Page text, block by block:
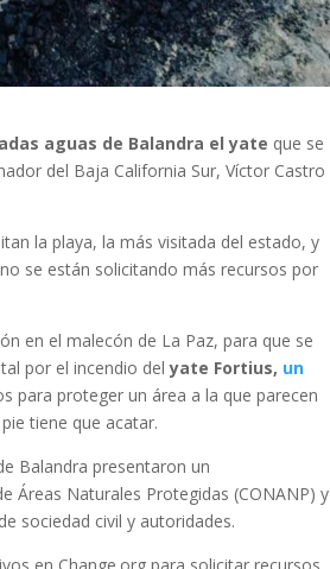
aguas de Balandra el yate que se
del Baja California Sur, Víctor Castro
la playa, la más visitada del estado, y
se están solicitando más recursos por
en el malecón de La Paz, para que se
por el incendio delyate Fortius, un
para proteger un área a la que parecen
tiene que acatar.
Balandra presentaron un
Áreas Naturales Protegidas (CONANP) y
sociedad civil y autoridades.